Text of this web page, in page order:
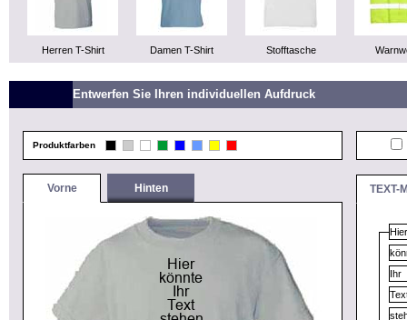
Herren T-Shirt Damen T-Shirt Stofftasche
Entwerfen Sie Ihren individuellen Aufdruck
Produktfarben
Vorne Hinten TEXT-